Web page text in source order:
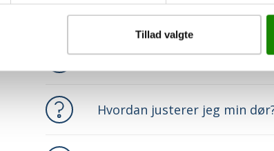
Tillad valgte
jeg justere døren?
Hvad gør jeg med døre som
Hvordan justerer jeg min